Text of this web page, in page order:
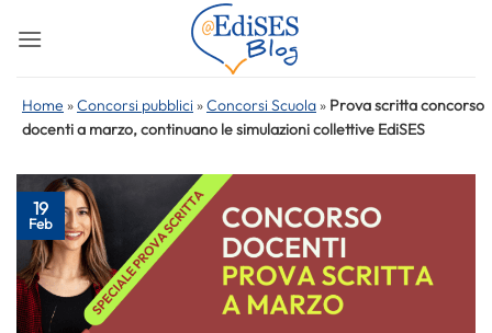
Home »Concorsi pubblici »Concorsi Scuola » Prova scritta concorso
docenti a marzo, continuano le simulazioni collettive EdiSES
19
Feb